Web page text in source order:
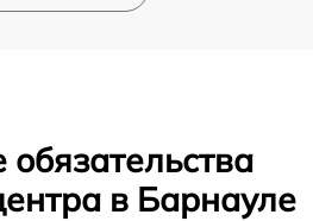
в Барнауле